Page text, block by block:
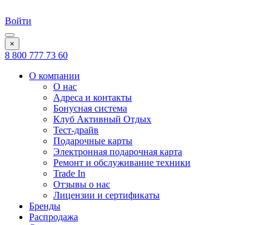
Войти
×
8 800 777 73 60
О компании
О нас
Адреса и контакты
Бонусная система
Клуб Активный Отдых
Тест-драйв
Подарочные карты
Электронная подарочная карта
Ремонт и обслуживание техники
Trade In
Отзывы о нас
Лицензии и сертификаты
Бренды
Распродажа